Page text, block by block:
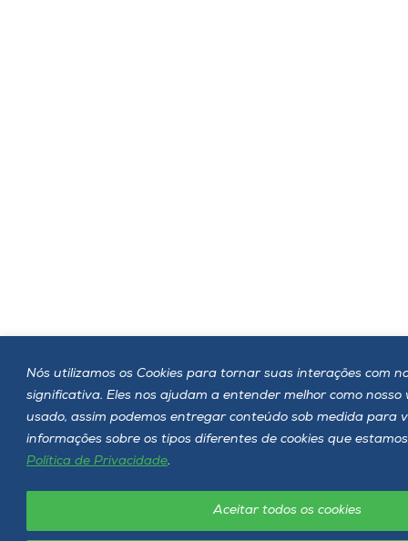
Nós utilizamos os Cookies para tornar suas interações com
significativa. Eles nos ajudam a entender melhor como nosso
usado, assim podemos entregar conteúdo sob medida para
informações sobre os tipos diferentes de cookies que
Política de Privacidade.
Aceitar todos os cookies